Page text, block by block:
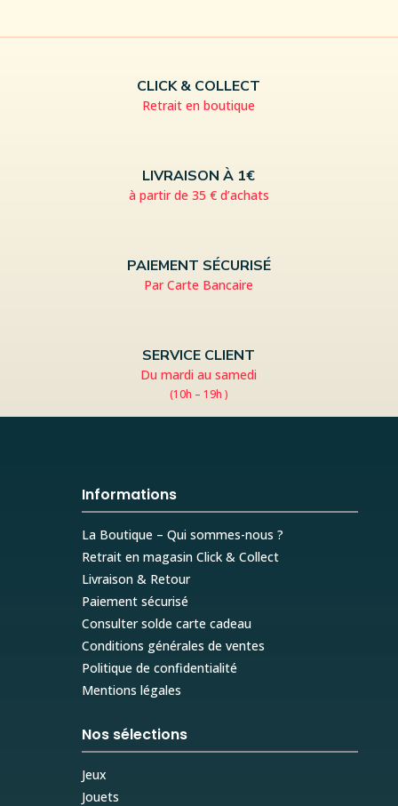
CLICK & COLLECT
Retrait en boutique
LIVRAISON À 1€
à partir de 35 € d’achats
PAIEMENT SÉCURISÉ
Par Carte Bancaire
SERVICE CLIENT
Du mardi au samedi
(10h – 19h )
Informations
La Boutique – Qui sommes-nous ?
Retrait en magasin Click & Collect
Livraison & Retour
Paiement sécurisé
Consulter solde carte cadeau
Conditions générales de ventes
Politique de confidentialité
Mentions légales
Nos sélections
Jeux
Jouets